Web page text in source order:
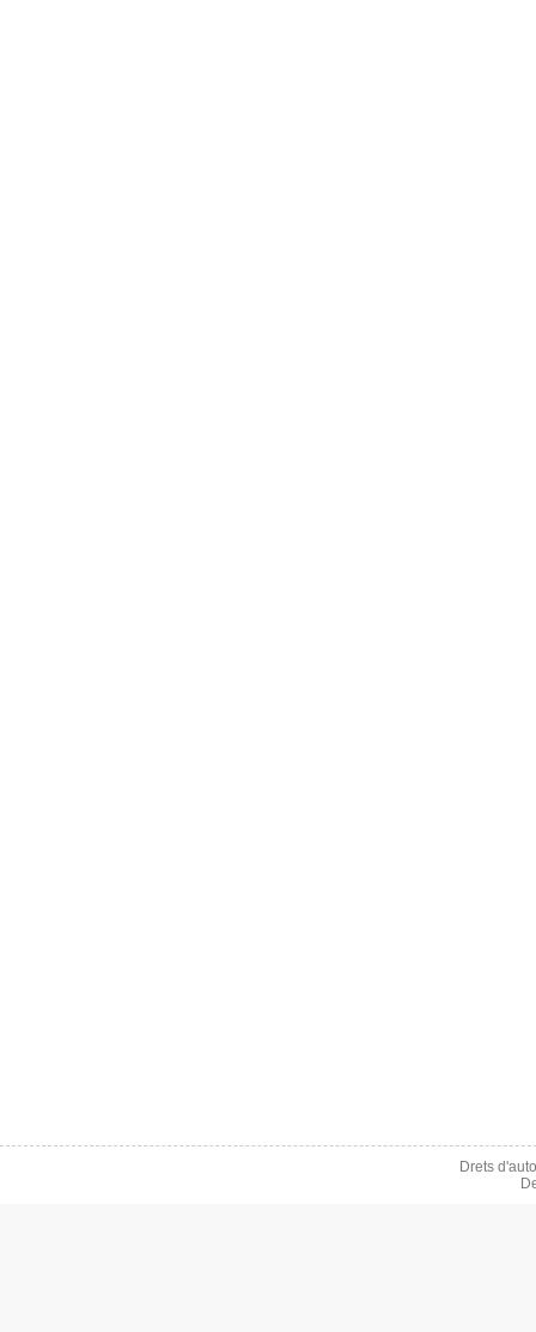
Drets